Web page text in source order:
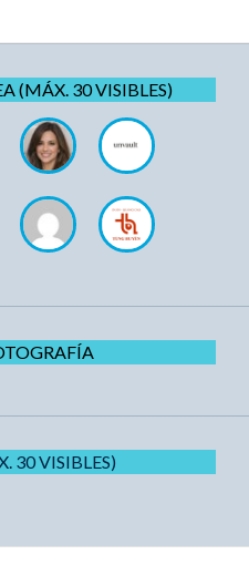
(MÁX. 30 VISIBLES)
30 VISIBLES)